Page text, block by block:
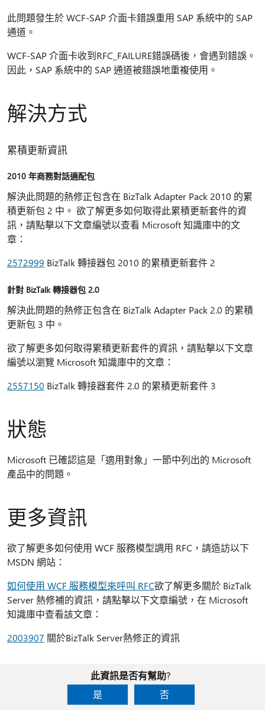
此問題發生於 WCF-SAP 介面卡錯誤重用 SAP 系統中的 SAP
通道。
WCF-SAP 介面卡收到RFC_FAILURE錯誤碼後，會遇到錯誤。
因此，SAP 系統中的 SAP 通道被錯誤地重複使用。
解決方式
累積更新資訊
2010 年商務對話適配包
解決此問題的熱修正包含在 BizTalk Adapter Pack 2010 的累
積更新包 2 中。 欲了解更多如何取得此累積更新套件的資
訊，請點擊以下文章編號以查看 Microsoft 知識庫中的文
章：
2572999 BizTalk 轉接器包 2010 的累積更新套件 2
針對 BizTalk 轉接器包 2.0
解決此問題的熱修正包含在 BizTalk Adapter Pack 2.0 的累積
更新包 3 中。
欲了解更多如何取得累積更新套件的資訊，請點擊以下文章
編號以瀏覽 Microsoft 知識庫中的文章：
2557150 BizTalk 轉接器套件 2.0 的累積更新套件 3
狀態
Microsoft 已確認這是「適用對象」一節中列出的 Microsoft
產品中的問題。
更多資訊
欲了解更多如何使用 WCF 服務模型調用 RFC，請造訪以下
MSDN 網站：
如何使用 WCF 服務模型來呼叫 RFC欲了解更多關於 BizTalk
Server 熱修補的資訊，請點擊以下文章編號，在 Microsoft
知識庫中查看該文章：
2003907 關於BizTalk Server熱修正的資訊
此資訊是否有幫助?
是
否